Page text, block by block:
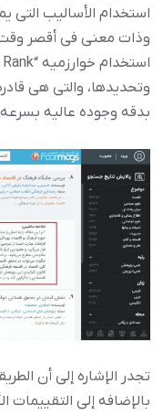
استخدام الأسالیب
وذات معنى فی أقصر وقت
وتحدیدها، والتی هی
بدقه وجوده عالیه
تجدر الإشاره إلى أن
بالإضافه إلى